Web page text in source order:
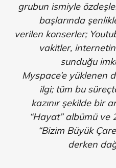
grubun ismiyle
başlarında
verilen konserler;
vakitler,
sunduğu
Myspace’e yüklenen
ilgi; tüm bu
kazınır şekilde bir
“Hayat” albümü ve
“Bizim Büyük
derken